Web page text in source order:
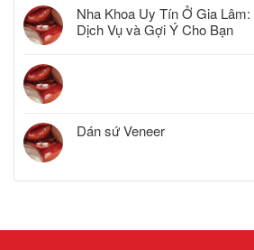
Nha Khoa Uy Tín Ở Gia
Dịch Vụ và Gợi Ý Cho Bạn
Dán sứ Veneer